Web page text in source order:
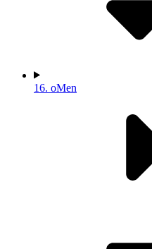
16. oMen